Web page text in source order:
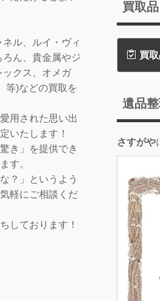
ル、ルイ・ヴィ
ん、貴金属やジ
ックス、オメガ
)などの買取を
用された思い出
いたします！
き」を提供でき
す。
？」というよう
軽にご相談くだ
しております！
買取
買
遺品
さすがや